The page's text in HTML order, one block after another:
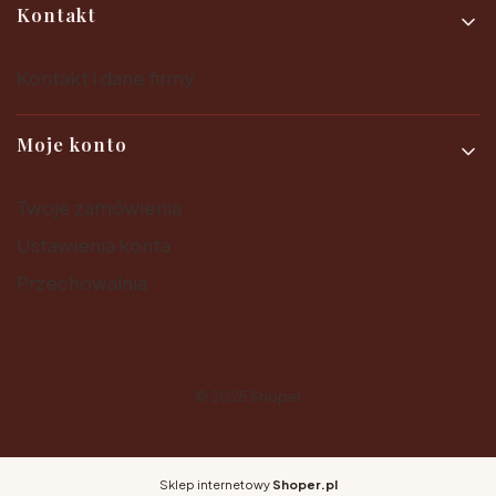
Kontakt
Moje konto
Sklep internetowy Shoper.pl